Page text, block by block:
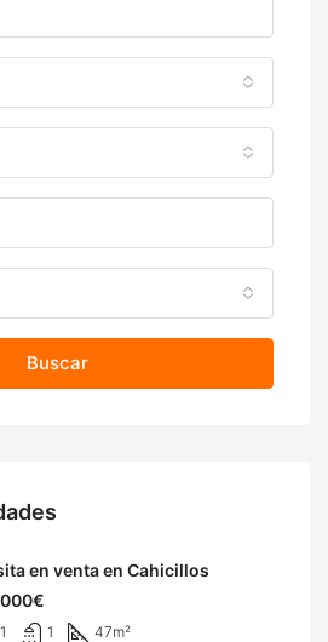
Buscar
en venta en Cahicillos
1 1 47m²